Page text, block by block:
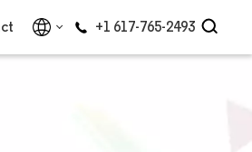
+1 617-765-2493